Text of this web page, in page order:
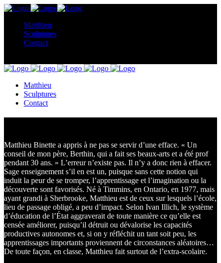
Matthieu
Sculptures
Contact
Matthieu
Sculptures
Contact
Matthieu Binette a appris à ne pas se servir d’une efface. « Un
conseil de mon père, Berthin, qui a fait ses beaux-arts et a été prof
pendant 30 ans. » L’erreur n’existe pas. Il n’y a donc rien à effacer.
Sage enseignement s’il en est un, puisque sans cette notion qui
induit la peur de se tromper, l’apprentissage et l’imagination ou la
découverte sont favorisés. Né à Timmins, en Ontario, en 1977, mais
ayant grandi à Sherbrooke, Matthieu est de ceux sur lesquels l’école,
lieu de passage obligé, a peu d’impact. Selon Ivan Illich, le système
d’éducation de l’État aggraverait de toute manière ce qu’elle est
censée améliorer, puisqu’il détruit ou dévalorise les capacités
productives autonomes et, si on y réfléchit un tant soit peu, les
apprentissages importants proviennent de circonstances aléatoires…
De toute façon, en classe, Matthieu fait surtout de l’extra-scolaire.